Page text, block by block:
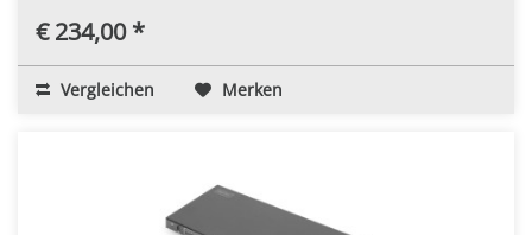
€ 234,00 *
Vergleichen Merken